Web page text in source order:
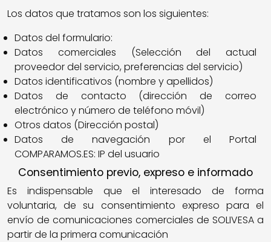
Los datos que tratamos son los siguientes:
Datos del formulario:
Datos comerciales (Selección del actual
proveedor del servicio, preferencias del servicio)
Datos identificativos (nombre y apellidos)
Datos de contacto (dirección de correo
electrónico y número de teléfono móvil)
Otros datos (Dirección postal)
Datos de navegación por el Portal
COMPARAMOS.ES: IP del usuario
Consentimiento previo, expreso e informado
Es indispensable que el interesado de forma
voluntaria, de su consentimiento expreso para el
envío de comunicaciones comerciales de SOLIVESA a
partir de la primera comunicación